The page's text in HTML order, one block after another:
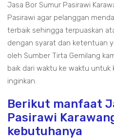
Jasa Bor Sumur Pasirawi
Pasirawi agar pelanggan
terbaik sehingga terpuaskan
dengan syarat dan ketentuan
oleh Sumber Tirta Gemilang
baik dari waktu ke waktu
inginkan.
Berikut manfaat
Pasirawi
kebutuhanya